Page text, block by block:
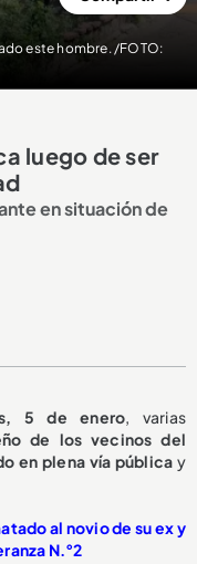
este hombre. /FOTO:
luego de ser
en situación de
5 de enero, varias
de los vecinos del
en plena vía pública y
al novio de su ex y
N.°2